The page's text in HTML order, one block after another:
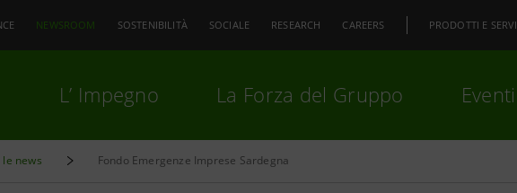
NEWSROOM SOSTENIBILITÀ SOCIALE RESEARCH CAREERS PRODOTTI E
L’ Impegno La Forza del Gruppo
news Fondo Emergenze Imprese Sardegna